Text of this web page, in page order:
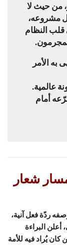
من حيث لا
مشروعه،
النظام
به الأمر
عالمية.
أمام
شعار
ردّة فعل آنية،
البراءة
يُراد فيه للأمة